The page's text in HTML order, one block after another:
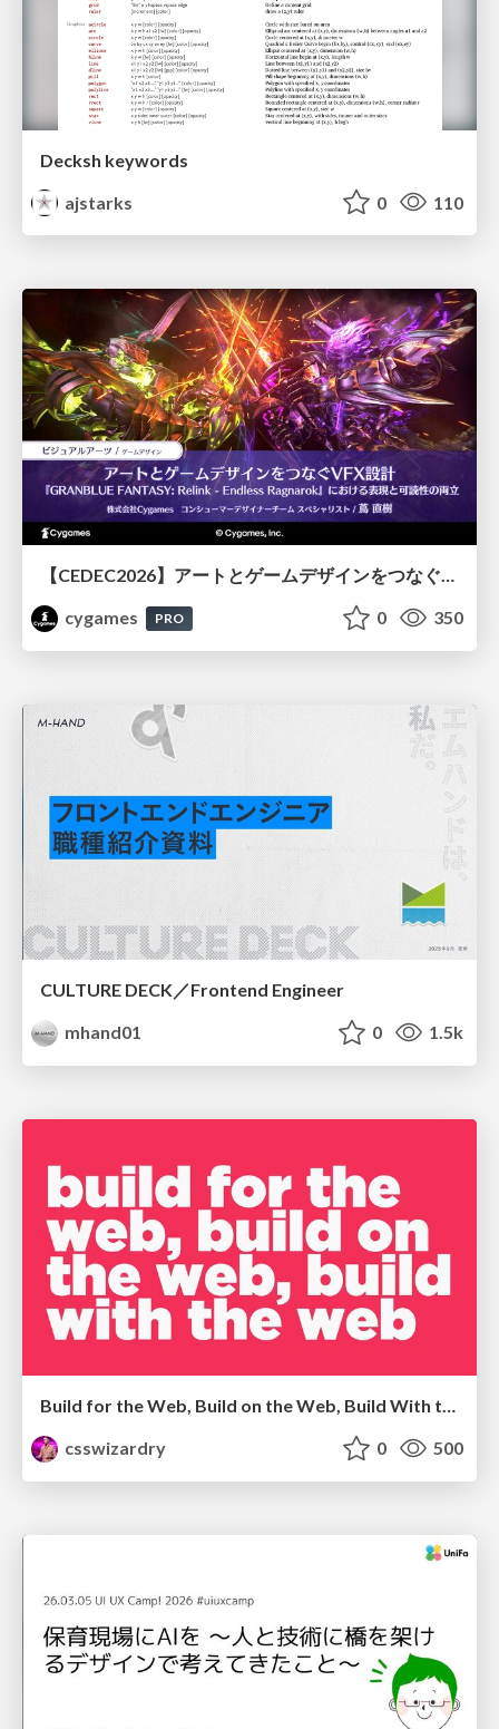
Decksh keywords
ajstarks
0 110
【CEDEC2026】アートとゲームデザインをつなぐVFX設計『GRANBLUE FANTASY: Relink - Endless Ragnarok』における表現と可読性の両立
cygames
PRO 0 350
CULTURE DECK／Frontend Engineer
mhand01
0 1.5k
csswizardry
0 500